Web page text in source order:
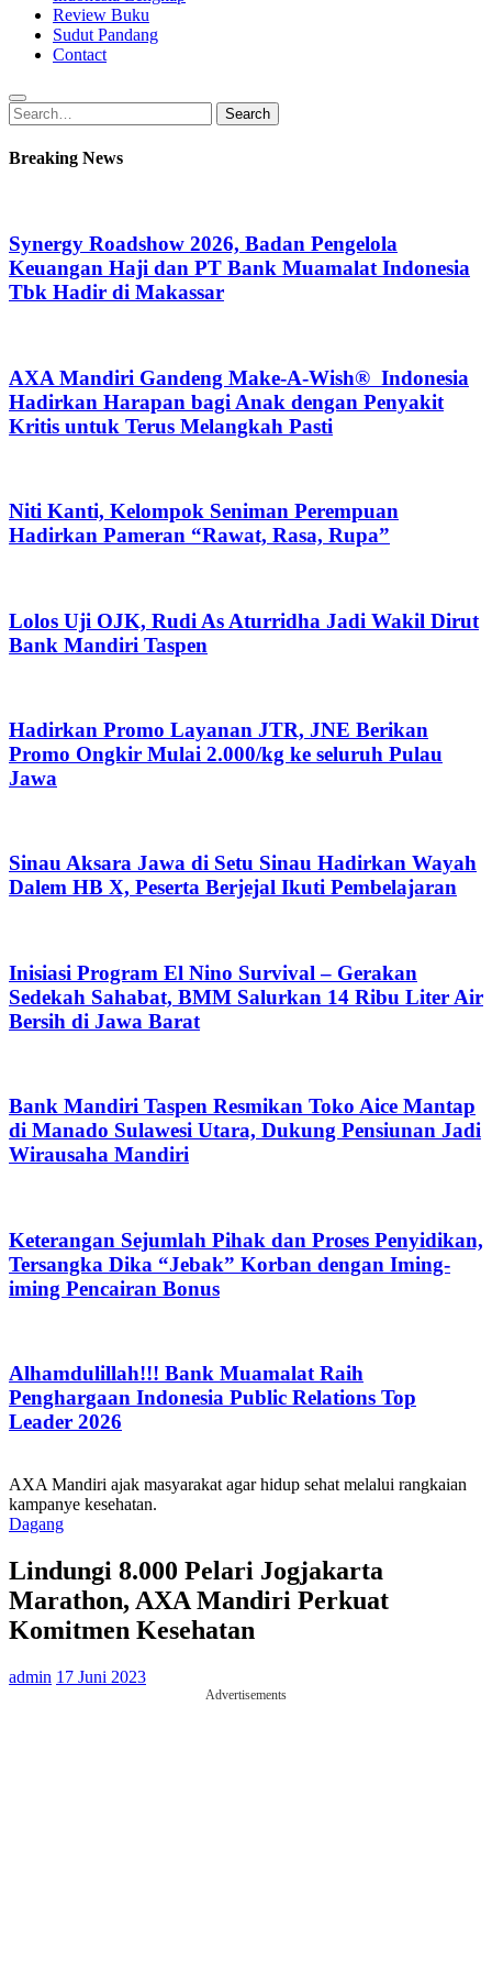
Review Buku
Sudut Pandang
Contact
Search
for:
Search
Breaking News
Synergy Roadshow 2026, Badan Pengelola
Keuangan Haji dan PT Bank Muamalat Indonesia
Tbk Hadir di Makassar
AXA Mandiri Gandeng Make-A-Wish® Indonesia
Hadirkan Harapan bagi Anak dengan Penyakit
Kritis untuk Terus Melangkah Pasti
Niti Kanti, Kelompok Seniman Perempuan
Hadirkan Pameran “Rawat, Rasa, Rupa”
Lolos Uji OJK, Rudi As Aturridha Jadi Wakil Dirut
Bank Mandiri Taspen
Hadirkan Promo Layanan JTR, JNE Berikan
Promo Ongkir Mulai 2.000/kg ke seluruh Pulau
Jawa
Sinau Aksara Jawa di Setu Sinau Hadirkan Wayah
Dalem HB X, Peserta Berjejal Ikuti Pembelajaran
Inisiasi Program El Nino Survival – Gerakan
Sedekah Sahabat, BMM Salurkan 14 Ribu Liter Air
Bersih di Jawa Barat
Bank Mandiri Taspen Resmikan Toko Aice Mantap
di Manado Sulawesi Utara, Dukung Pensiunan Jadi
Wirausaha Mandiri
Keterangan Sejumlah Pihak dan Proses Penyidikan,
Tersangka Dika “Jebak” Korban dengan Iming-
iming Pencairan Bonus
Alhamdulillah!!! Bank Muamalat Raih
Penghargaan Indonesia Public Relations Top
Leader 2026
AXA Mandiri ajak masyarakat agar hidup sehat melalui rangkaian
kampanye kesehatan.
Dagang
Lindungi 8.000 Pelari Jogjakarta
Marathon, AXA Mandiri Perkuat
Komitmen Kesehatan
admin 17 Juni 2023
Advertisements